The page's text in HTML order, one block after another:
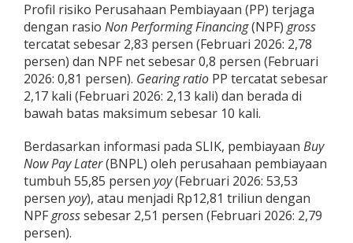
Profil risiko Perusahaan Pembiayaan (PP) terjaga
dengan rasio Non Performing Financing(NPF) gross
tercatat sebesar 2,83 persen (Februari 2026: 2,78
persen) dan NPF net sebesar 0,8 persen (Februari
2026: 0,81 persen). Gearing ratio PP tercatat sebesar
2,17 kali (Februari 2026: 2,13 kali) dan berada di
bawah batas maksimum sebesar 10 kali.
Berdasarkan informasi pada SLIK, pembiayaan Buy
Now Pay Later(BNPL) oleh perusahaan pembiayaan
tumbuh 55,85 persen yoy(Februari 2026: 53,53
persen yoy), atau menjadi Rp12,81 triliun dengan
NPFgrosssebesar 2,51 persen (Februari 2026: 2,79
persen).